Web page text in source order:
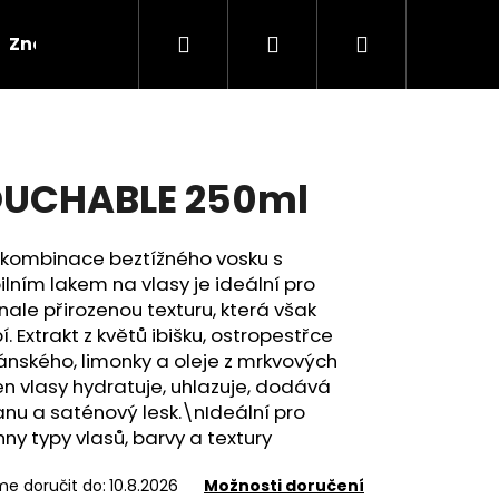
Značky Hledat PřihlášeníNákupní
250ml
beztížného vosku s
lakem na vlasy je ideální pro
přirozenou texturu, která však
Extrakt z květů ibišku, ostropestřce
limonky a oleje z mrkvových
vlasy hydratuje, uhlazuje, dodává
a saténový lesk.\nIdeální pro
typy vlasů, barvy a textury
doručit do: 10.8.2026 Možnosti doručení